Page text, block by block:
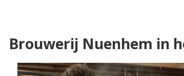
Brouwerij Nuenhem in